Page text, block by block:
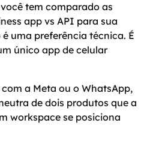
tem comparado as
app vs API para sua
uma preferência técnica. É
único app de celular
a Meta ou o WhatsApp,
de dois produtos que a
workspace se posiciona